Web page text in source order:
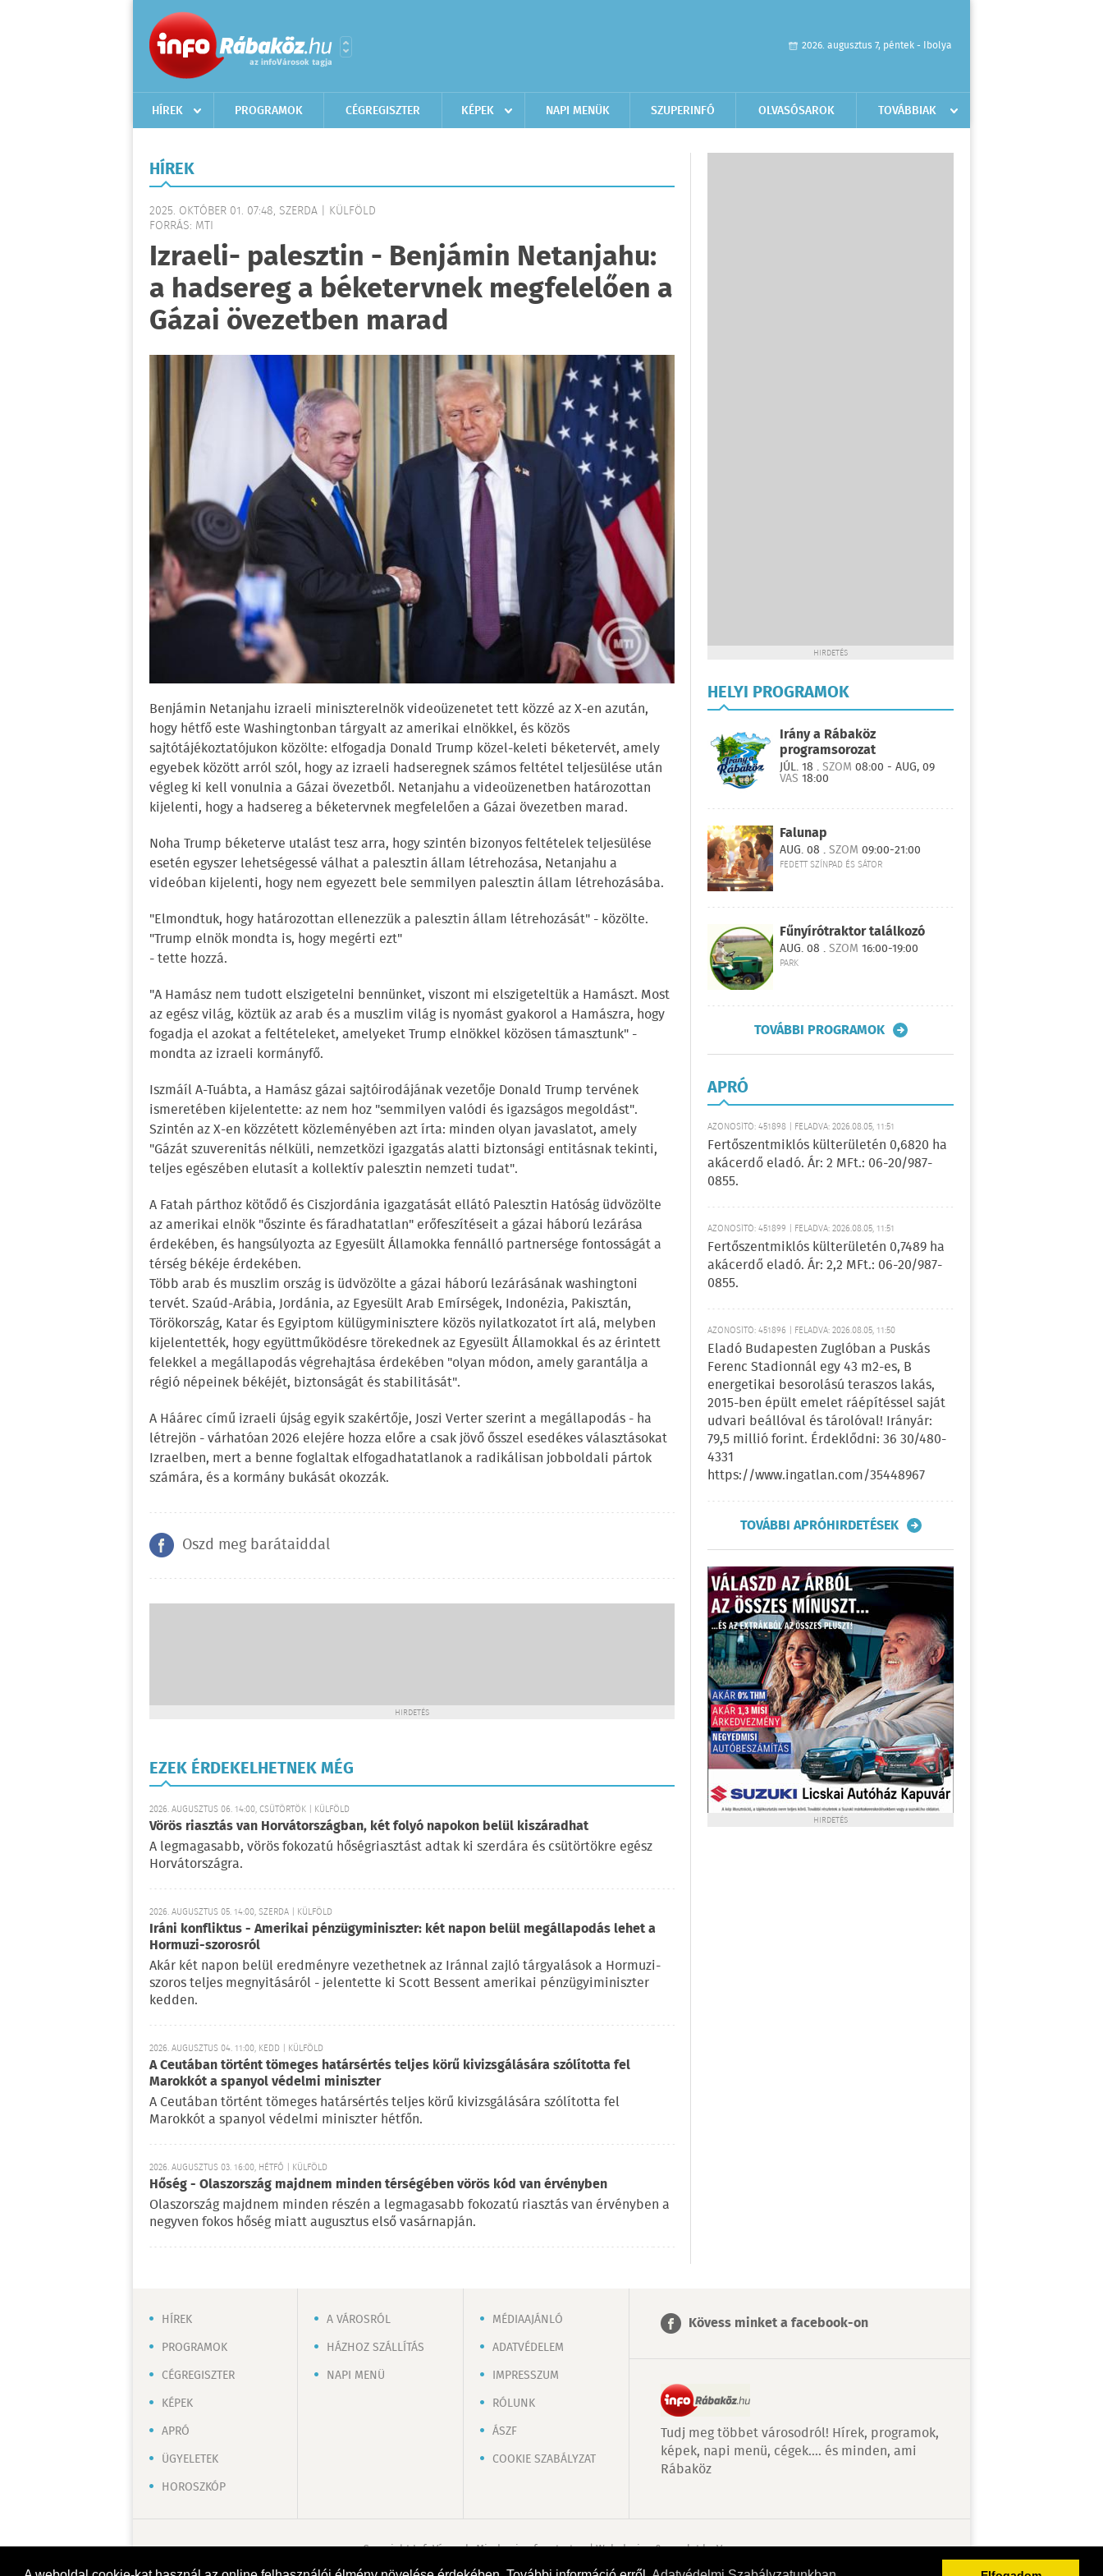
2026. augusztus 7, péntek - Ibolya
HÍREK PROGRAMOK CÉGREGISZTER KÉPEK NAPI MENÜK SZUPERINFÓ OLVASÓSAROK TOVÁBBIAK
HÍREK
2025. OKTÓBER 01. 07:48, SZERDA | KÜLFÖLD
FORRÁS: MTI
Izraeli- palesztin - Benjámin Netanjahu:
a hadsereg a béketervnek megfelelően a
Gázai övezetben marad
Benjámin Netanjahu izraeli miniszterelnök videoüzenetet tett közzé az X-en azután,
hogy hétfő este Washingtonban tárgyalt az amerikai elnökkel, és közös
sajtótájékoztatójukon közölte: elfogadja Donald Trump közel-keleti béketervét, amely
egyebek között arról szól, hogy az izraeli hadseregnek számos feltétel teljesülése után
végleg ki kell vonulnia a Gázai övezetből. Netanjahu a videoüzenetben határozottan
kijelenti, hogy a hadsereg a béketervnek megfelelően a Gázai övezetben marad.
Noha Trump béketerve utalást tesz arra, hogy szintén bizonyos feltételek teljesülése
esetén egyszer lehetségessé válhat a palesztin állam létrehozása, Netanjahu a
videóban kijelenti, hogy nem egyezett bele semmilyen palesztin állam létrehozásába.
"Elmondtuk, hogy határozottan ellenezzük a palesztin állam létrehozását" - közölte.
"Trump elnök mondta is, hogy megérti ezt"
- tette hozzá.
"A Hamász nem tudott elszigetelni bennünket, viszont mi elszigeteltük a Hamászt. Most
az egész világ, köztük az arab és a muszlim világ is nyomást gyakorol a Hamászra, hogy
fogadja el azokat a feltételeket, amelyeket Trump elnökkel közösen támasztunk" -
mondta az izraeli kormányfő.
Iszmáíl A-Tuábta, a Hamász gázai sajtóirodájának vezetője Donald Trump tervének
ismeretében kijelentette: az nem hoz "semmilyen valódi és igazságos megoldást".
Szintén az X-en közzétett közleményében azt írta: minden olyan javaslatot, amely
"Gázát szuverenitás nélküli, nemzetközi igazgatás alatti biztonsági entitásnak tekinti,
teljes egészében elutasít a kollektív palesztin nemzeti tudat".
A Fatah párthoz kötődő és Ciszjordánia igazgatását ellátó Palesztin Hatóság üdvözölte
az amerikai elnök "őszinte és fáradhatatlan" erőfeszítéseit a gázai háború lezárása
érdekében, és hangsúlyozta az Egyesült Államokka fennálló partnersége fontosságát a
térség békéje érdekében.
Több arab és muszlim ország is üdvözölte a gázai háború lezárásának washingtoni
tervét. Szaúd-Arábia, Jordánia, az Egyesült Arab Emírségek, Indonézia, Pakisztán,
Törökország, Katar és Egyiptom külügyminisztere közös nyilatkozatot írt alá, melyben
kijelentették, hogy együttműködésre törekednek az Egyesült Államokkal és az érintett
felekkel a megállapodás végrehajtása érdekében "olyan módon, amely garantálja a
régió népeinek békéjét, biztonságát és stabilitását".
A Háárec című izraeli újság egyik szakértője, Joszi Verter szerint a megállapodás - ha
létrejön - várhatóan 2026 elejére hozza előre a csak jövő ősszel esedékes választásokat
Izraelben, mert a benne foglaltak elfogadhatatlanok a radikálisan jobboldali pártok
számára, és a kormány bukását okozzák.
Oszd meg barátaiddal
HIRDETÉS
EZEK ÉRDEKELHETNEK MÉG
2026. AUGUSZTUS 06. 14:00, CSÜTÖRTÖK | KÜLFÖLD
Vörös riasztás van Horvátországban, két folyó napokon belül kiszáradhat
A legmagasabb, vörös fokozatú hőségriasztást adtak ki szerdára és csütörtökre egész
Horvátországra.
2026. AUGUSZTUS 05. 14:00, SZERDA | KÜLFÖLD
Iráni konfliktus - Amerikai pénzügyminiszter: két napon belül megállapodás lehet a
Hormuzi-szorosról
Akár két napon belül eredményre vezethetnek az Iránnal zajló tárgyalások a Hormuzi-
szoros teljes megnyitásáról - jelentette ki Scott Bessent amerikai pénzügyiminiszter
kedden.
2026. AUGUSZTUS 04. 11:00, KEDD | KÜLFÖLD
A Ceutában történt tömeges határsértés teljes körű kivizsgálására szólította fel
Marokkót a spanyol védelmi miniszter
A Ceutában történt tömeges határsértés teljes körű kivizsgálására szólította fel
Marokkót a spanyol védelmi miniszter hétfőn.
2026. AUGUSZTUS 03. 16:00, HÉTFŐ | KÜLFÖLD
Hőség - Olaszország majdnem minden térségében vörös kód van érvényben
Olaszország majdnem minden részén a legmagasabb fokozatú riasztás van érvényben a
negyven fokos hőség miatt augusztus első vasárnapján.
HIRDETÉS
HELYI PROGRAMOK
Irány a Rábaköz
programsorozat
JÚL. 18 .SZOM 08:00 - AUG, 09
VAS 18:00
Falunap
AUG. 08 .SZOM 09:00-21:00
FEDETT SZÍNPAD ÉS SÁTOR
Fűnyírótraktor találkozó
AUG. 08 .SZOM 16:00-19:00
PARK
TOVÁBBI PROGRAMOK
APRÓ
AZONOSÍTÓ: 451898 | FELADVA: 2026.08.05, 11:51
Fertőszentmiklós külterületén 0,6820 ha
akácerdő eladó. Ár: 2 MFt.: 06-20/987-
0855.
AZONOSÍTÓ: 451899 | FELADVA: 2026.08.05, 11:51
Fertőszentmiklós külterületén 0,7489 ha
akácerdő eladó. Ár: 2,2 MFt.: 06-20/987-
0855.
AZONOSÍTÓ: 451896 | FELADVA: 2026.08.05, 11:50
Eladó Budapesten Zuglóban a Puskás
Ferenc Stadionnál egy 43 m2-es, B
energetikai besorolású teraszos lakás,
2015-ben épült emelet ráépítéssel saját
udvari beállóval és tárolóval! Irányár:
79,5 millió forint. Érdeklődni: 36 30/480-
4331
https://www.ingatlan.com/35448967
TOVÁBBI APRÓHIRDETÉSEK
HIRDETÉS
HÍREK
PROGRAMOK
CÉGREGISZTER
KÉPEK
APRÓ
ÜGYELETEK
HOROSZKÓP
A VÁROSRÓL
HÁZHOZ SZÁLLÍTÁS
NAPI MENÜ
MÉDIAAJÁNLÓ
ADATVÉDELEM
IMPRESSZUM
RÓLUNK
ÁSZF
COOKIE SZABÁLYZAT
Kövess minket a facebook-on
Tudj meg többet városodról! Hírek, programok,
képek, napi menü, cégek…. és minden, ami
Rábaköz
Copyright InfoVárosok. Minden jog fenntartva. | Web design & arculat byVoov